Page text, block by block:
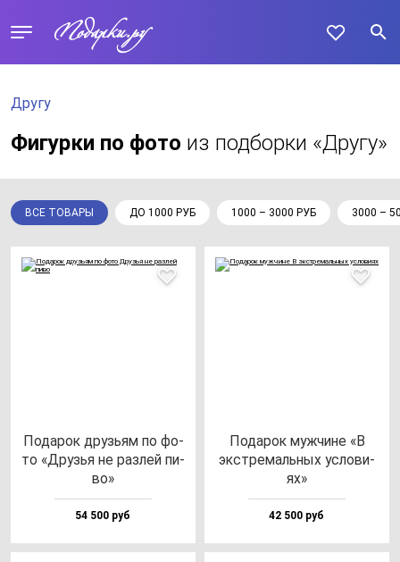
Другу
Фигурки по фото из подборки «Другу»
ВСЕ ТОВАРЫ ДО 1000 РУБ 1000 – 3000 РУБ 3000 –
Пода­рок друзь­ям по фо­
то «Друзья не раз­лей пи­
во»
54 500 руб
Пода­рок муж­чи­не «В
экс­тре­маль­ных ус­ло­ви­
ях»
42 500 руб